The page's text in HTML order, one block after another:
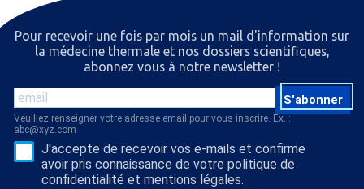
Pour recevoir une fois par mois un mail d'information sur
la médecine thermale et nos dossiers scientiﬁques,
abonnez vous à notre newsletter !
S'abonner
Veuillez renseigner votre adresse email pour vous inscrire. Ex. :
abc@xyz.com
J'accepte de recevoir vos e-mails et confirme
avoir pris connaissance de votre politique de
confidentialité et mentions légales.